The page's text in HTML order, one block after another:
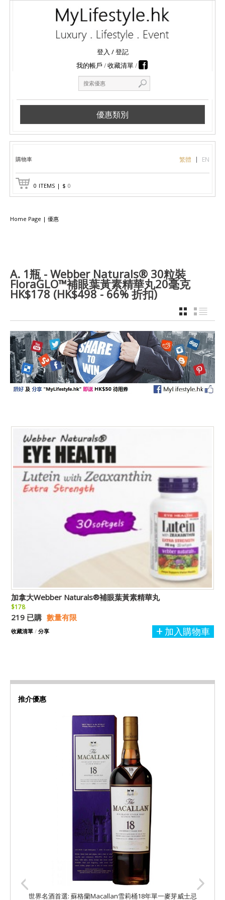
登入 /登記
我的帳戶
收藏清單
優惠類別
購物車 繁體 EN
0 ITEMS | $ 0
Home Page | 優惠
A. 1瓶 - Webber Naturals® 30粒裝
FloraGLO™補眼葉黃素精華丸20毫克
HK$178 (HK$498 - 66% 折扣)
GRID
加拿大Webber Naturals®補眼葉黃素精華丸
$178
219 已購 數量有限
加入購物車
收藏清單 / 分享
推介優惠
世界名酒首選: 蘇格蘭Macallan雪莉桶18年單一麥芽威士忌